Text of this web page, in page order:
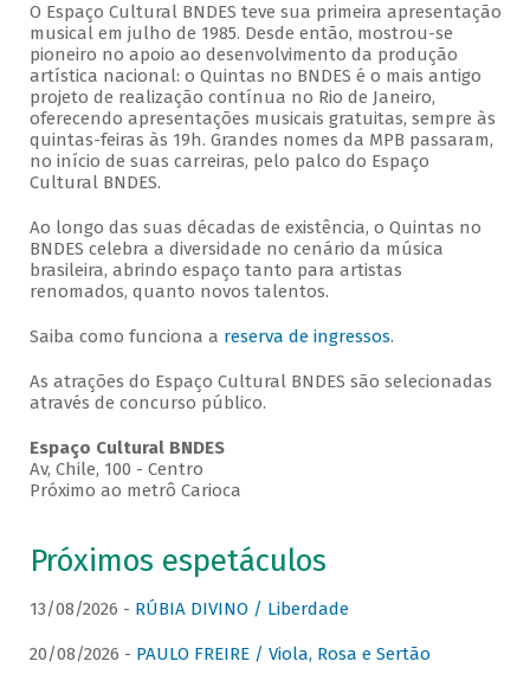
O Espaço Cultural BNDES teve sua primeira apresentação
musical em julho de 1985. Desde então, mostrou-se
pioneiro no apoio ao desenvolvimento da produção
artística nacional: o Quintas no BNDES é o mais antigo
projeto de realização contínua no Rio de Janeiro,
oferecendo apresentações musicais gratuitas, sempre às
quintas-feiras às 19h. Grandes nomes da MPB passaram,
no início de suas carreiras, pelo palco do Espaço
Cultural BNDES.
Ao longo das suas décadas de existência, o Quintas no
BNDES celebra a diversidade no cenário da música
brasileira, abrindo espaço tanto para artistas
renomados, quanto novos talentos.
Saiba como funciona a reserva de ingressos.
As atrações do Espaço Cultural BNDES são selecionadas
através de concurso público.
Espaço Cultural BNDES
Av, Chile, 100 - Centro
Próximo ao metrô Carioca
Próximos espetáculos
13/08/2026 - RÚBIA DIVINO / Liberdade
20/08/2026 - PAULO FREIRE / Viola, Rosa e Sertão